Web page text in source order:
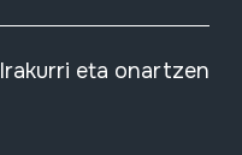
Irakurri eta onartzen